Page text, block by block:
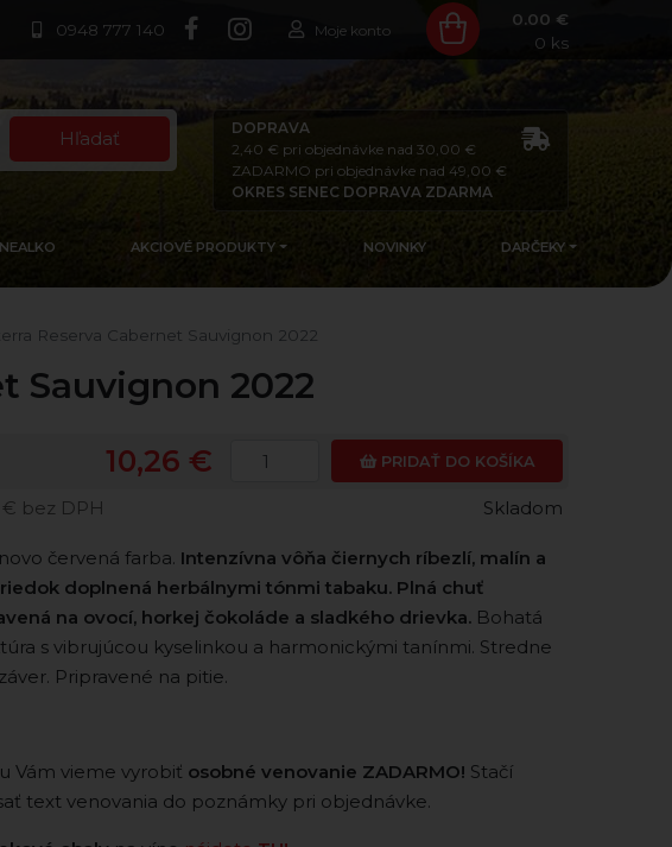
0948 777 140 Moje konto
0.00 €
0 ks
Hľadať
DOPRAVA
2,40 € pri objednávke nad 30,00 €
ZADARMO pri objednávke nad 49,00 €
OKRES SENEC DOPRAVA ZDARMA
NEALKO AKCIOVÉ PRODUKTY NOVINKY DARČEKY
Reserva Cabernet Sauvignon 2022
Sauvignon 2022
10,26 €
€ bez DPH
PRIDAŤ DO KOŠÍKA
Skladom
červená farba. Intenzívna vôňa čiernych ríbezlí, malín a
doplnená herbálnymi tónmi tabaku. Plná chuť
na ovocí, horkej čokoláde a sladkého drievka.Bohatá
s vibrujúcou kyselinkou a harmonickými tanínmi. Stredne
Pripravené na pitie.
Vám vieme vyrobiť osobné venovanie ZADARMO! Stačí
text venovania do poznámky pri objednávke.